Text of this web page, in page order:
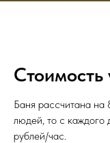
Стоимость
Баня рассчитана на
людей, то с каждого
рублей/час.